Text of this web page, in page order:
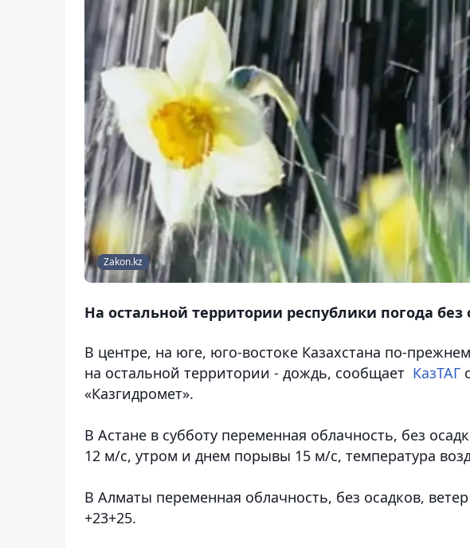
Zakon.kz
На остальной территории республики погода без
В центре, на юге, юго-востоке Казахстана по-
на остальной территории - дождь, сообщает КазТАГ
«Казгидромет».
В Астане в субботу переменная облачность, без
12 м/с, утром и днем порывы 15 м/с, температура
В Алматы переменная облачность, без осадков,
+23+25.